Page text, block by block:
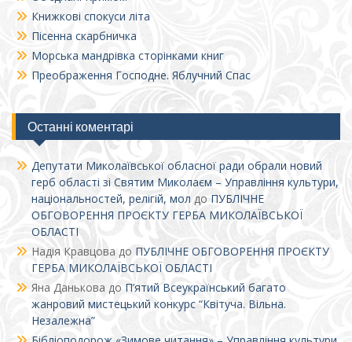
Книжкові спокуси літа
Пісенна скарбничка
Морська мандрівка сторінками книг
Преображення Господне. Яблучний Спас
Останні коментарі
Депутати Миколаївської обласної ради обрали новий
герб області зі Святим Миколаєм – Управління культури,
національностей, релігій, мол до ПУБЛІЧНЕ
ОБГОВОРЕННЯ ПРОЄКТУ ГЕРБА МИКОЛАЇВСЬКОЇ
ОБЛАСТІ
Надія Кравцова до ПУБЛІЧНЕ ОБГОВОРЕННЯ ПРОЄКТУ
ГЕРБА МИКОЛАЇВСЬКОЇ ОБЛАСТІ
Яна Данькова до П’ятий Всеукраїнський багато
жанровий мистецький конкурс “Квітуча. Вільна.
Незалежна”